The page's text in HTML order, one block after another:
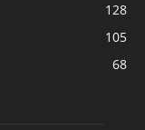
128
105
68